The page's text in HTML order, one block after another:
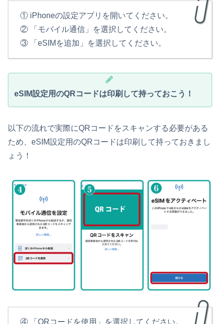
① iPhoneの設定アプリを開いてください。
② 「モバイル通信」を選択してください。
③ 「eSIMを追加」を選択してください。
eSIM設定用のQRコードは印刷して持っておこう！
以下の流れで実際にQRコードをスキャンする必要がある
ため、eSIM設定用のQRコードは印刷して持っておきまし
ょう！
④ 「QRコードを使用」を選択してください。